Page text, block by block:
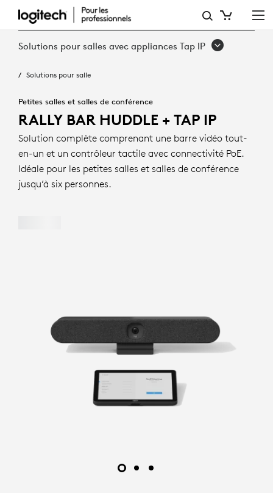
RALLY BAR HUDDLE
Solutions pour salles avec appliances Tap IP
Solutions pour salle
Petites salles et salles de conférence
RALLY BAR HUDDLE + TAP IP
Solution complète comprenant une barre vidéo tout-
en-un et un contrôleur tactile avec connectivité PoE.
Idéale pour les petites salles et salles de conférence
jusqu’à six personnes.